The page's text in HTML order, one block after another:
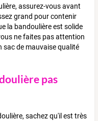
assurez-vous avant
grand pour contenir
la bandoulière est solide
ne faites pas attention
sac de mauvaise qualité
pas
sachez qu'il est très